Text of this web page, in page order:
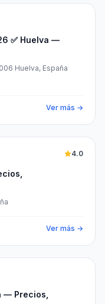
✅ Huelva —
Huelva, España
Ver más →
4.0
Ver más →
— Precios,